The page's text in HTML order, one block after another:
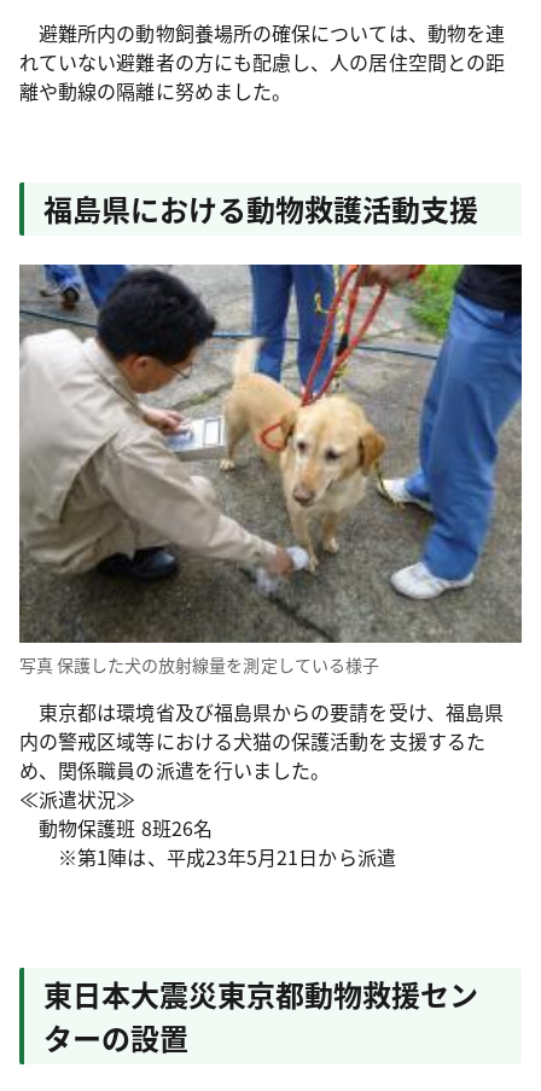
避難所内の動物飼養場所の確保については、動物を連
れていない避難者の方にも配慮し、人の居住空間との距
離や動線の隔離に努めました。
福島県における動物救護活動支援
写真 保護した犬の放射線量を測定している様子
東京都は環境省及び福島県からの要請を受け、福島県
内の警戒区域等における犬猫の保護活動を支援するた
め、関係職員の派遣を行いました。
≪派遣状況≫
動物保護班 8班26名
※第1陣は、平成23年5月21日から派遣
東日本大震災東京都動物救援セン
ターの設置